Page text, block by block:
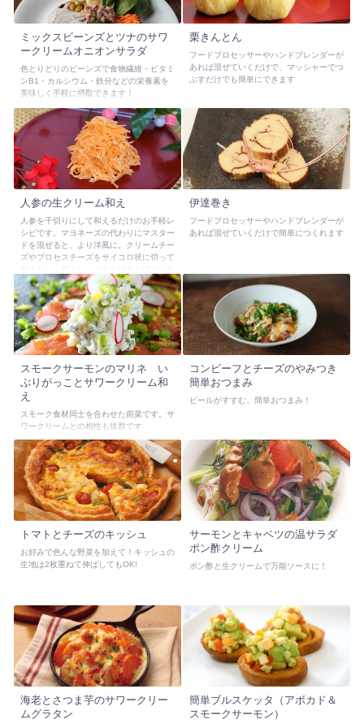
ミックスビーンズとツナのサワ
ークリームオニオンサラダ
色とりどりのビーンズで食物繊維・ビタミ
ンB1・カルシウム・鉄分などの栄養素を
美味しく手軽に摂取できます！
栗きんとん
フードプロセッサーやハンドブレンダーが
あれば混ぜていくだけで、マッシャーでつ
ぶすだけでも簡単にできます
人参の生クリーム和え
人参を千切りにして和えるだけのお手軽レ
シピです。マヨネーズの代わりにマスター
ドを混ぜると、より洋風に。クリームチー
ズやプロセスチーズをサイコロ状に切って
どのお酒にも合います。
伊達巻き
フードプロセッサーやハンドブレンダーが
あれば混ぜていくだけで簡単につくれます
スモークサーモンのマリネ い
ぶりがっことサワークリーム和
え
スモーク食材同士を合わせた前菜です。サ
ワークリームとの相性も抜群です
コンビーフとチーズのやみつき
簡単おつまみ
ビールがすすむ、簡単おつまみ！
トマトとチーズのキッシュ
お好みで色んな野菜を加えて！キッシュの
生地は2枚重ねて伸ばしてもOK!
サーモンとキャベツの温サラダ
ポン酢クリーム
ポン酢と生クリームで万能ソースに！
海老とさつま芋のサワークリー
ムグラタン
簡単ブルスケッタ（アボカド＆
スモークサーモン）